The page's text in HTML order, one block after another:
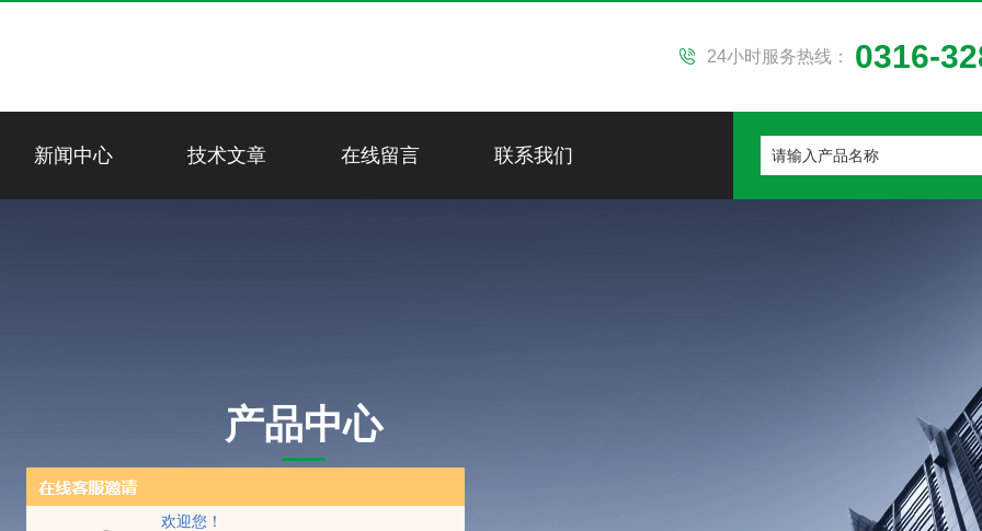
欢迎您！
24小时服务热线： 0316-
新闻中心 技术文章 在线留言 联系我们
产品中心